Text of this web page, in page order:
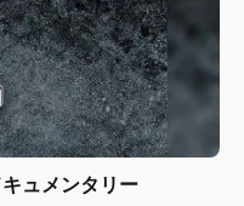
ュメンタリー